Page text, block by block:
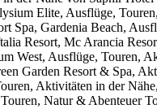
Elite, Ausflüge,
Spa, Gardenia Beach,
Resort, Mc Arancia
West, Ausflüge, Touren,
Garden Resort & Spa,
Aktivitäten in der
Natur & Abenteuer